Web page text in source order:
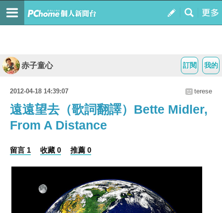
我的
訂閱
赤子童心
2012-04-18 14:39:07 terese
遠遠望去（歌詞翻譯）Bette Midler,
From A Distance
留言 1 收藏 0 推薦 0